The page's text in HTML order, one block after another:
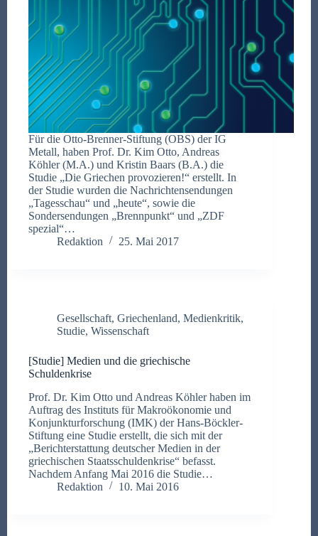
Für die Otto-Brenner-Stiftung (OBS) der IG
Metall, haben Prof. Dr. Kim Otto, Andreas
Köhler (M.A.) und Kristin Baars (B.A.) die
Studie „Die Griechen provozieren!“ erstellt. In
der Studie wurden die Nachrichtensendungen
„Tagesschau“ und „heute“, sowie die
Sondersendungen „Brennpunkt“ und „ZDF
spezial“…
Redaktion
25. Mai 2017
Gesellschaft, Griechenland, Medienkritik,
Studie, Wissenschaft
[Studie] Medien und die griechische
Schuldenkrise
Prof. Dr. Kim Otto und Andreas Köhler haben im
Auftrag des Instituts für Makroökonomie und
Konjunkturforschung (IMK) der Hans-Böckler-
Stiftung eine Studie erstellt, die sich mit der
„Berichterstattung deutscher Medien in der
griechischen Staatsschuldenkrise“ befasst.
Nachdem Anfang Mai 2016 die Studie…
Redaktion
10. Mai 2016